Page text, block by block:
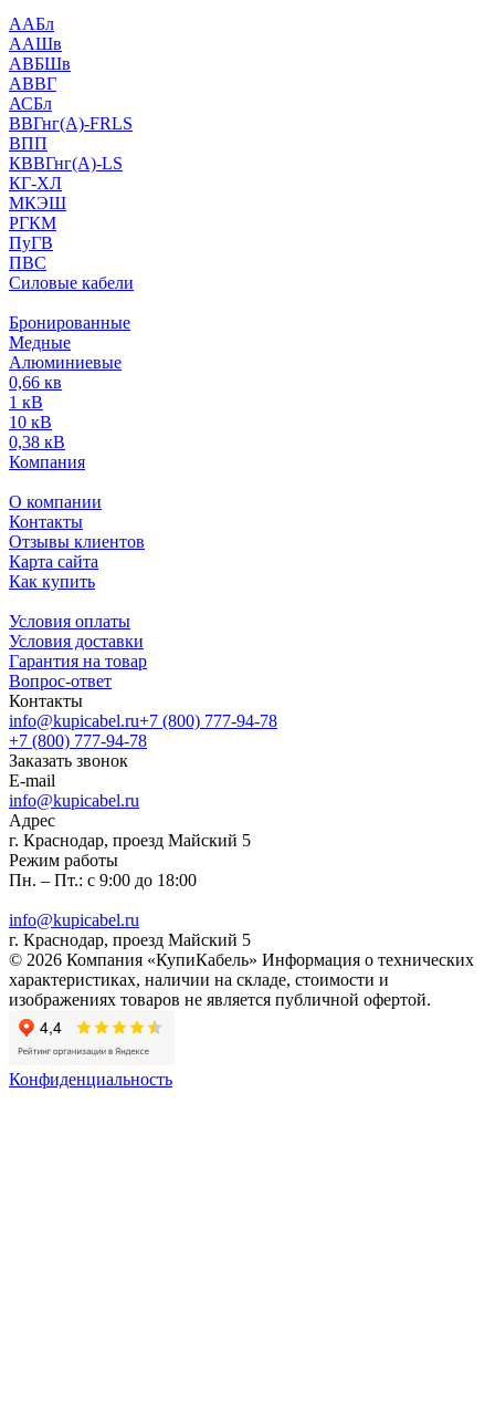
ААБл
ААШв
АВБШв
АВВГ
АСБл
ВВГнг(А)-FRLS
ВПП
КВВГнг(А)-LS
КГ-ХЛ
МКЭШ
РГКМ
ПуГВ
ПВС
Силовые кабели
Бронированные
Медные
Алюминиевые
0,66 кв
1 кВ
10 кВ
0,38 кВ
Компания
О компании
Контакты
Отзывы клиентов
Карта сайта
Как купить
Условия оплаты
Условия доставки
Гарантия на товар
Вопрос-ответ
Контакты
info@kupicabel.ru+7 (800) 777-94-78
+7 (800) 777-94-78
Заказать звонок
E-mail
info@kupicabel.ru
Адрес
г. Краснодар, проезд Майский 5
Режим работы
Пн. – Пт.: с 9:00 до 18:00
info@kupicabel.ru
г. Краснодар, проезд Майский 5
© 2026 Компания «КупиКабель» Информация о технических
характеристиках, наличии на складе, стоимости и
изображениях товаров не является публичной офертой.
Конфиденциальность